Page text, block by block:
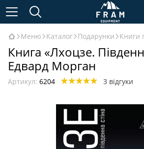
Меню Каталог Подарунки Книги
Книга «Лхоцзе.
Едвард Морган
Артикул: 6204 3 відгуки